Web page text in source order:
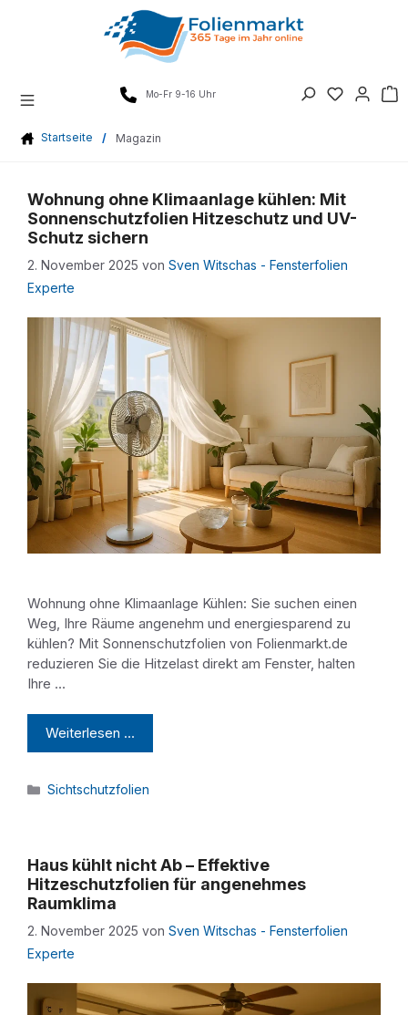
Mo-Fr 9-16 Uhr
Startseite / Magazin
Wohnung ohne Klimaanlage kühlen: Mit
Sonnenschutzfolien Hitzeschutz und UV-
Schutz sichern
2. November 2025 von Sven Witschas - Fensterfolien
Experte
Wohnung ohne Klimaanlage Kühlen: Sie suchen einen
Weg, Ihre Räume angenehm und energiesparend zu
kühlen? Mit Sonnenschutzfolien von Folienmarkt.de
reduzieren Sie die Hitzelast direkt am Fenster, halten
Ihre …
Weiterlesen …
Kategorien
Sichtschutzfolien
Haus kühlt nicht Ab – Effektive
Hitzeschutzfolien für angenehmes
Raumklima
2. November 2025 von Sven Witschas - Fensterfolien
Experte